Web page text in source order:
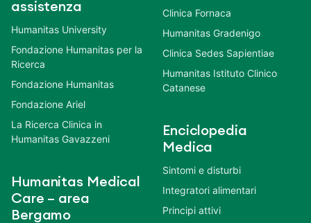
assistenza
Humanitas University
Fondazione Humanitas per la
Ricerca
Fondazione Humanitas
Fondazione Ariel
La Ricerca Clinica in
Humanitas Gavazzeni
Humanitas Medical
Care – area
Bergamo
Clinica Fornaca
Humanitas Gradenigo
Clinica Sedes Sapientiae
Humanitas Istituto Clinico
Catanese
Enciclopedia
Medica
Sintomi e disturbi
Integratori alimentari
Principi attivi